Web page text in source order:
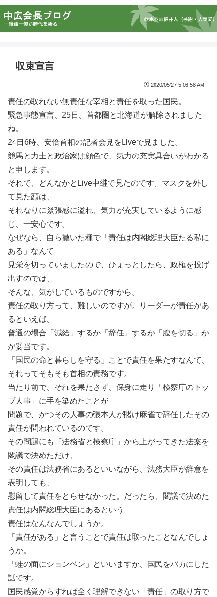
収束宣言
2020/05/27 5:08:58 AM
責任の取れない無責任な宰相と責任を取った国民。
緊急事態宣言、25日、首都圏と北海道が解除されました
ね。
24日6時、安倍首相の記者会見をLiveで見ました。
競馬と力士と政治家は顔色で、気力の充実具合いがわかる
と申します。
それで、どんなかとLive中継で見たのです。マスクを外し
て見た顔は、
それなりに緊張感に溢れ、気力が充実しているように感
じ、一安心です。
なぜなら、自ら撒いた種で「責任は内閣総理大臣たる私に
ある」なんて
見栄を切っていましたので、ひょっとしたら、政権を投げ
出すのでは、
そんな、気がしているものですから。
責任の取り方って、難しいのですが。リーダーが責任があ
るといえば、
普通の場合「減給」するか「辞任」するか「腹を切る」か
が妥当です。
「国民の命と暮らしを守る」ことで責任を果たすなんて、
それってそもそも首相の責務です。
当たり前で、それを果たさず、保身に走り「検察庁のトッ
プ人事」に手を染めたことが
問題で、かつその人事の張本人が賭け麻雀で辞任したその
責任が問われているのです。
その問題にも「法務省と検察庁」から上がってきた法案を
閣議で決めただけ、
その責任は法務省にあるといいながら、法務大臣が辞意を
表明しても、
慰留して責任をとらせなかった。だったら、閣議で決めた
責任は内閣総理大臣にあるという
責任はなんなんでしょうか。
「責任がある」と言うことで責任は取ったことなんでしょ
うか。
「蛙の面にションベン」といいますが、国民をバカにした
話です。
国民感覚からすれば全く理解できない「責任」の取り方で